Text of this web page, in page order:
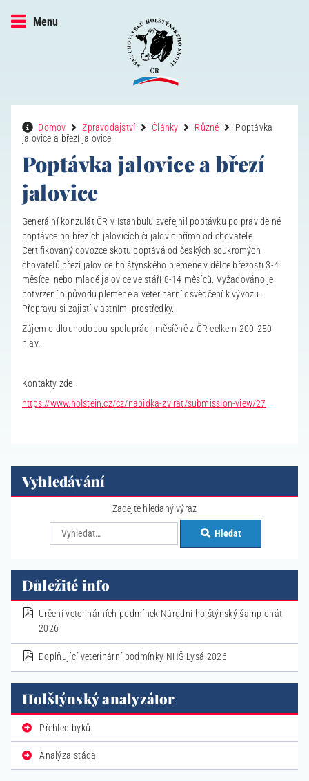
Menu
Domov Zpravodajství Články Různé
Poptávka
jalovice a březí jalovice
Poptávka jalovice a březí
jalovice
Generální konzulát ČR v Istanbulu zveřejnil poptávku po pravidelné
poptávce po březích jalovicích či jalovic přímo od chovatele.
Certifikovaný dovozce skotu poptává od českých soukromých
chovatelů březí jalovice holštýnského plemene v délce březosti 3-4
měsíce, nebo mladé jalovice ve stáří 8-14 měsíců. Vyžadováno je
potvrzení o původu plemene a veterinární osvědčení k vývozu.
Přepravu si zajistí vlastními prostředky.
Zájem o dlouhodobou spolupráci, měsíčně z ČR celkem 200-250
hlav.
Kontakty zde:
https://www.holstein.cz/cz/nabidka-zvirat/submission-view/27
Vyhledávání
Zadejte hledaný výraz
Hledat
Důležité info
pdf
Určení veterinárních podmínek Národní holštýnský šampionát
2026
pdf
Doplňující veterinární podmínky NHŠ Lysá 2026
Holštýnský analyzátor
Přehled býků
Analýza stáda